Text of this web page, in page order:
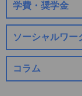
学費・奨学金
ソーシャルワー
コラム